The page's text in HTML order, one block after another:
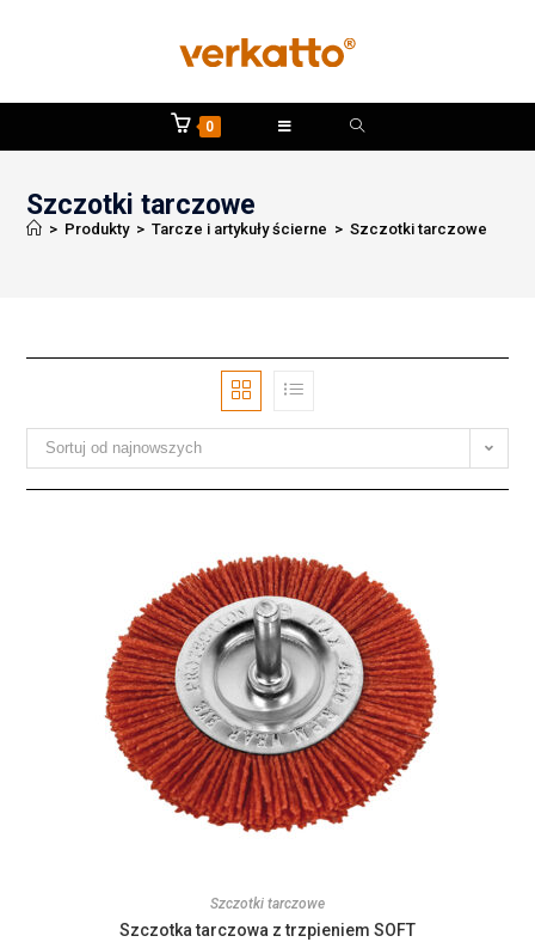
0
Szczotki tarczowe
> Produkty > Tarcze i artykuły ścierne > Szczotki tarczowe
Sortuj od najnowszych
Szczotki tarczowe
Szczotka tarczowa z trzpieniem SOFT